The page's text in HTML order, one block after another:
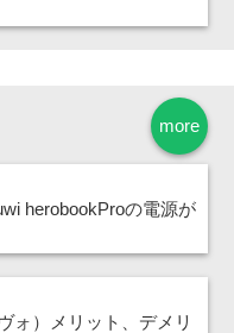
more
herobookProの電源が
ォ）メリット、デメリ